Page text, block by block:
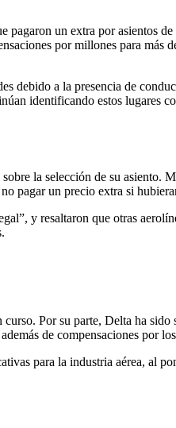
un extra por asientos
por millones para más
debido a la presencia de
identificando estos lugares
la selección de su
pagar un precio extra si
y resaltaron que otras
Por su parte, Delta ha
de compensaciones por
para la industria aérea, al